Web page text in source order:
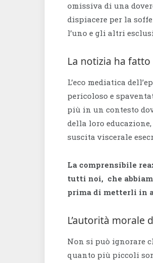
omissiva di una
dispiacere per la
l’uno e gli altri
La notizia ha
L’eco mediatica
pericoloso e
più in un contesto
della loro
suscita viscerale
La comprensibile
tutti noi, che
prima di metterli in
L’autorità morale
Non si può ignorare
quanto più piccoli